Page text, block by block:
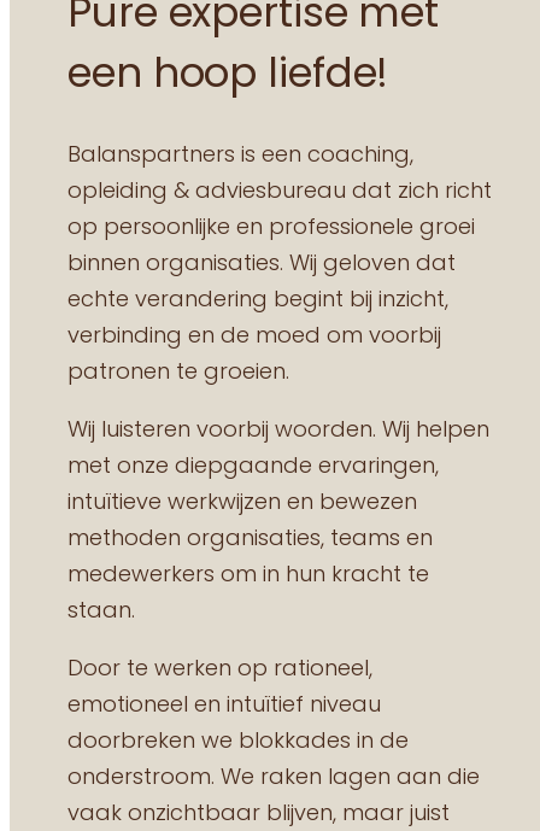
Pure expertise met
een hoop liefde!
Balanspartners is een coaching,
opleiding & adviesbureau dat zich richt
op persoonlijke en professionele groei
binnen organisaties. Wij geloven dat
echte verandering begint bij inzicht,
verbinding en de moed om voorbij
patronen te groeien.
Wij luisteren voorbij woorden. Wij helpen
met onze diepgaande ervaringen,
intuïtieve werkwijzen en bewezen
methoden organisaties, teams en
medewerkers om in hun kracht te
staan.
Door te werken op rationeel,
emotioneel en intuïtief niveau
doorbreken we blokkades in de
onderstroom. We raken lagen aan die
vaak onzichtbaar blijven, maar juist